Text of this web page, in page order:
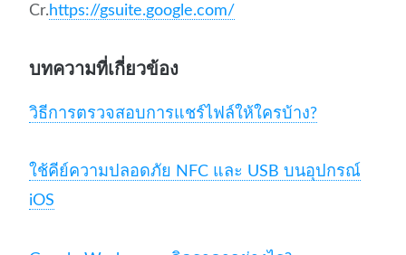
Cr. https://gsuite.google.com/
บทความที่เกี่ยวข้อง
วิธีการตรวจสอบการแชร์ไฟล์ให้ใครบ้าง?
ใช้คีย์ความปลอดภัย NFC และ USB บนอุปกรณ์
iOS